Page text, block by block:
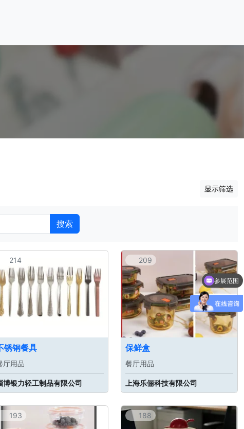
显示筛选
搜索
214
锈钢餐具
厅用品
博银力轻工制品有限公司
209
保鲜盒
餐厅用品
上海乐俪科技有限公司
193 188
参展范围